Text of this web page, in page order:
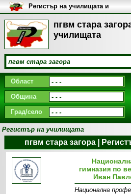
пгвм стара
училищата
Регистър на училищата и
университетите в България
Област
Община
Град/село
Регистър на училищата
пгвм стара загора |
гимназия по
Иван
Национална